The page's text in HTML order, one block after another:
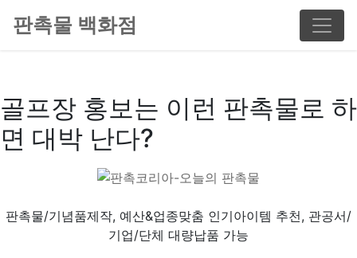
판촉물 백화점
골프장 홍보는 이런 판촉물로 하
면 대박 난다?
판촉물/기념품제작, 예산&업종맞춤 인기아이템 추천, 관공서/
기업/단체 대량납품 가능